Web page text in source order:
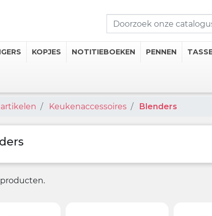
Kopjes
Thermische Mokken
KOPJES NOTITIEBOEKEN PENNEN
Keukenaccessoires Blenders
producten.